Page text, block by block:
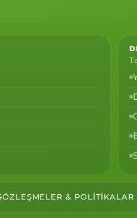
& POLITIKALAR